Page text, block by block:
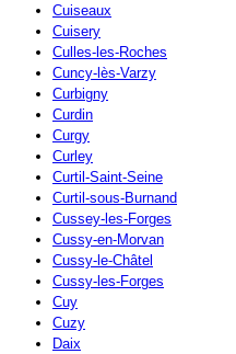
Cuiseaux
Cuisery
Culles-les-Roches
Cuncy-lès-Varzy
Curbigny
Curdin
Curgy
Curley
Curtil-Saint-Seine
Curtil-sous-Burnand
Cussey-les-Forges
Cussy-en-Morvan
Cussy-le-Châtel
Cussy-les-Forges
Cuy
Cuzy
Daix